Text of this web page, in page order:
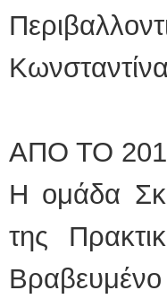
ΑΠΟ ΤΟ
Η ομάδα
της